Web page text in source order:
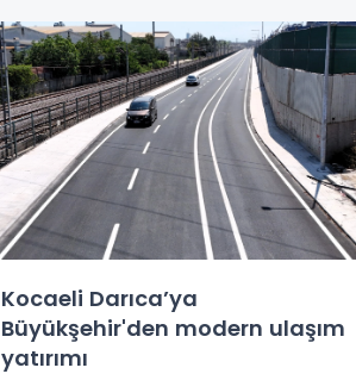
Kocaeli Darıca’ya
Büyükşehir'den modern ulaşım
yatırımı